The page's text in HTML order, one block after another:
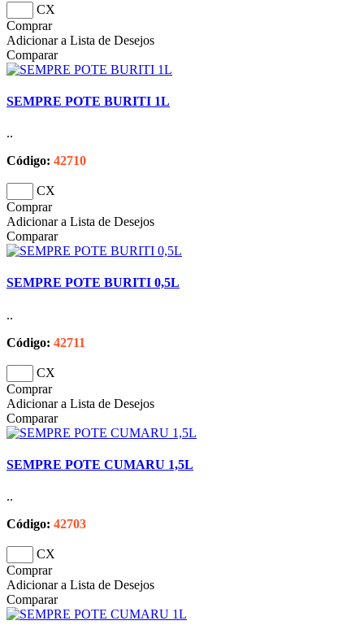
CX
Comprar
Adicionar a Lista de Desejos
Comparar
SEMPRE POTE BURITI 1L
..
Código: 42710
CX
Comprar
Adicionar a Lista de Desejos
Comparar
SEMPRE POTE BURITI 0,5L
..
Código: 42711
CX
Comprar
Adicionar a Lista de Desejos
Comparar
SEMPRE POTE CUMARU 1,5L
..
Código: 42703
CX
Comprar
Adicionar a Lista de Desejos
Comparar